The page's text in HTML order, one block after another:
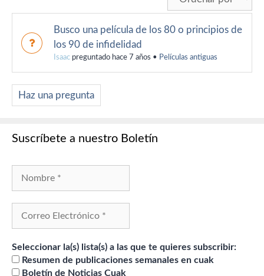
Busco una película de los 80 o principios de
los 90 de infidelidad
Isaac preguntado hace 7 años • Películas antiguas
Haz una pregunta
Suscríbete a nuestro Boletín
Seleccionar la(s) lista(s) a las que te quieres subscribir:
Resumen de publicaciones semanales en cuak
Boletín de Noticias Cuak